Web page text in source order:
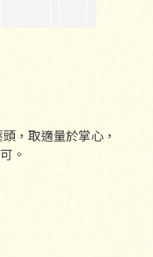
，取適量於掌心，
。